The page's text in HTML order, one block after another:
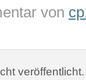
von
veröffentlicht.